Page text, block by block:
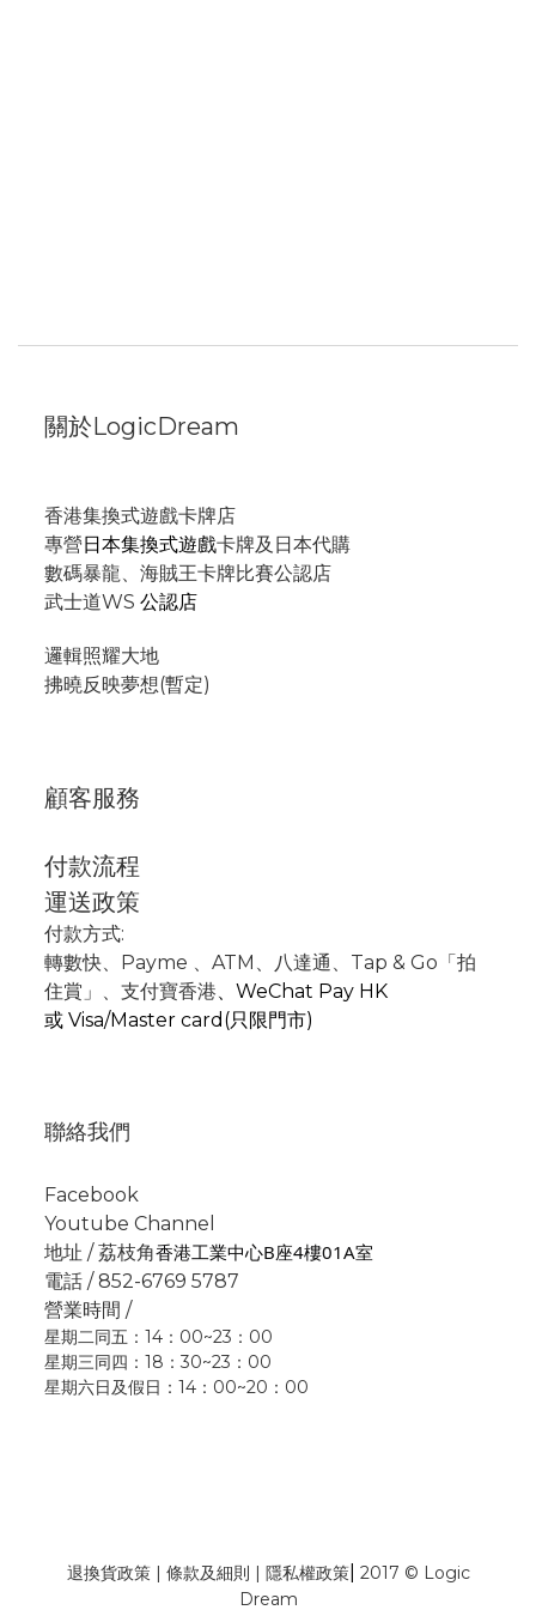
關於LogicDream
香港集換式遊戲卡牌店
專營日本集換式遊戲卡牌及日本代購
數碼暴龍、海賊王卡牌比賽公認店
武士道WS 公認店
邏輯照耀大地
拂曉反映夢想(暫定)
顧客服務
付款流程
運送政策
付款方式:
轉數快 、Payme ATM
八達通、Tap & Go「拍
住賞」
、支付寶香港
WeChat Pay HK
或 Visa/Master card(只限門市)
聯絡我們
Facebook
Youtube Channel
地址 / 荔枝角香港工業中心B座4樓01A室
電話 / 852-6769 5787
營業時間 /
星期二同五：14：00~23：00
星期三同四：18：30~23：00
星期六日及假日：14：00~20：00
退換貨政策| 條款及細則 | 隱私權政策| 2017 © Logic
Dream